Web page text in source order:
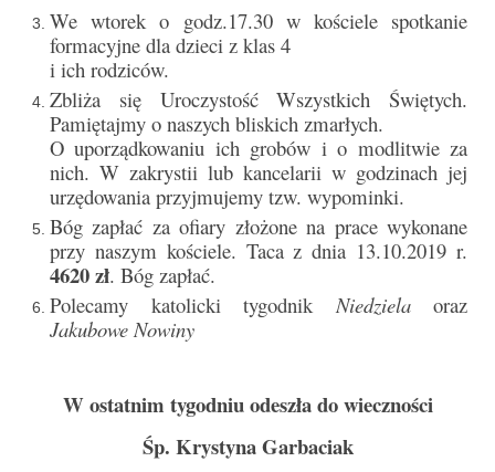
e-Katolik
Nabożeństwa
Nabożeństwa różne
Pogrzeb katolicki
Sakramenty
Sakrament chrztu
Sakrament eucharystii
Sakrament pojednania
Sakrament małżeństwa
We wtorek o godz.17.30 w kościele spotkanie
formacyjne dla dzieci z klas 4
i ich rodziców.
Zbliża się Uroczystość Wszystkich Świętych.
Pamiętajmy o naszych bliskich zmarłych.
O uporządkowaniu ich grobów i o modlitwie za
nich. W zakrystii lub kancelarii w godzinach jej
urzędowania przyjmujemy tzw. wypominki.
Bóg zapłać za ofiary złożone na prace wykonane
przy naszym kościele. Taca z dnia 13.10.2019 r.
4620 zł. Bóg zapłać.
Polecamy katolicki tygodnikNiedziela oraz
Jakubowe Nowiny
W ostatnim tygodniu odeszła do wieczności
Śp. Krystyna Garbaciak